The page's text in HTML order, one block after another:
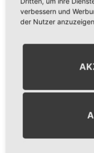
LEAVE A
verbessern und
der Nutzer